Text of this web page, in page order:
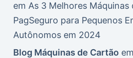
em As 3 Melhores Máquinas
PagSeguro para Pequenos
Autônomos em 2024
Blog Máquinas de Cartão em